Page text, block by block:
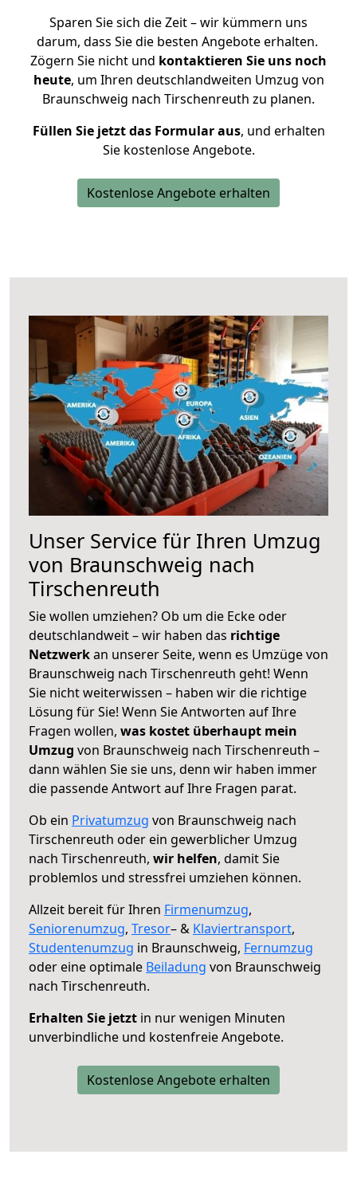
Sparen Sie sich die Zeit – wir kümmern uns
darum, dass Sie die besten Angebote erhalten.
Zögern Sie nicht und kontaktieren Sie uns noch
heute, um Ihren deutschlandweiten Umzug von
Braunschweig nach Tirschenreuth zu planen.
Füllen Sie jetzt das Formular aus, und erhalten
Sie kostenlose Angebote.
Kostenlose Angebote erhalten
Unser Service für Ihren Umzug
von Braunschweig nach
Tirschenreuth
Sie wollen umziehen? Ob um die Ecke oder
deutschlandweit – wir haben das richtige
Netzwerkan unserer Seite, wenn es Umzüge von
Braunschweig nach Tirschenreuth geht! Wenn
Sie nicht weiterwissen – haben wir die richtige
Lösung für Sie! Wenn Sie Antworten auf Ihre
Fragen wollen, was kostet überhaupt mein
Umzug von Braunschweig nach Tirschenreuth –
dann wählen Sie sie uns, denn wir haben immer
die passende Antwort auf Ihre Fragen parat.
Ob ein Privatumzug von Braunschweig nach
Tirschenreuth oder ein gewerblicher Umzug
nach Tirschenreuth, wir helfen, damit Sie
problemlos und stressfrei umziehen können.
Allzeit bereit für Ihren Firmenumzug,
Seniorenumzug, Tresor– & Klaviertransport,
Studentenumzug in Braunschweig, Fernumzug
oder eine optimale Beiladung von Braunschweig
nach Tirschenreuth.
Erhalten Sie jetzt in nur wenigen Minuten
unverbindliche und kostenfreie Angebote.
Kostenlose Angebote erhalten